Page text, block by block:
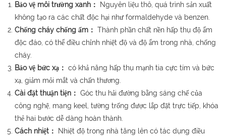
Bảo vệ môi trường xanh：
Nguyên liệu thô, quá trình sản xuất
không tạo ra các chất độc hại như formaldehyde và benzen.
Chống cháy chống ẩm： Thành phần chất nền hấp thụ độ ẩm
độc đáo, có thể điều chỉnh nhiệt độ và độ ẩm trong nhà, chống
cháy.
Bảo vệ bức xạ： có khả năng hấp thụ mạnh tia cực tím và bức
xạ, giảm mỏi mắt và chấn thương.
Cài đặt thuận tiện： Góc thu hải đường bằng sáng chế của
công nghệ, mang keel, tường trống được lắp đặt trực tiếp, khóa
thẻ hai bước dễ dàng hoàn thành.
Cách nhiệt：
Nhiệt độ trong nhà tăng lên có tác dụng điều